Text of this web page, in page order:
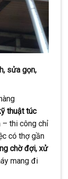
sửa gọn,
thuật túc
– thi công chỉ
có thợ gần
chờ đợi, xử
mang đi